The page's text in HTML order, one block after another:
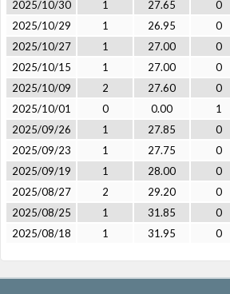
2025/10/30 1 27.65 0
2025/10/29
1 26.95 0
2025/10/27
1 27.00 0
2025/10/15
1 27.00 0
2025/10/09
2 27.60 0
2025/10/01
0 0.00 1
2025/09/26
1 27.85 0
2025/09/23
1 27.75 0
2025/09/19
1 28.00 0
2025/08/27
2 29.20 0
2025/08/25
1 31.85 0
2025/08/18
1 31.95 0